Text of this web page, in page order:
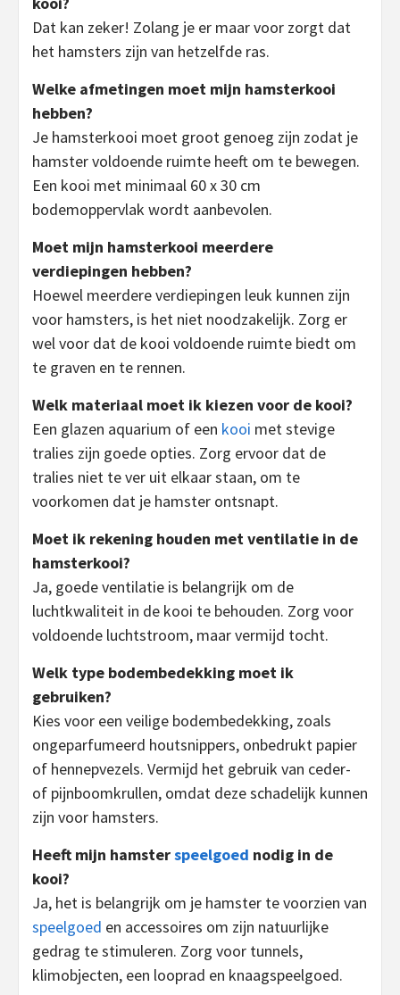
Dat kan zeker! Zolang je er maar voor zorgt dat
het hamsters zijn van hetzelfde ras.
Welke afmetingen moet mijn hamsterkooi
hebben?
Je hamsterkooi moet groot genoeg zijn zodat je
hamster voldoende ruimte heeft om te bewegen.
Een kooi met minimaal 60 x 30 cm
bodemoppervlak wordt aanbevolen.
Moet mijn hamsterkooi meerdere
verdiepingen hebben?
Hoewel meerdere verdiepingen leuk kunnen zijn
voor hamsters, is het niet noodzakelijk. Zorg er
wel voor dat de kooi voldoende ruimte biedt om
te graven en te rennen.
Welk materiaal moet ik kiezen voor de kooi?
Een glazen aquarium of een kooi met stevige
tralies zijn goede opties. Zorg ervoor dat de
tralies niet te ver uit elkaar staan, om te
voorkomen dat je hamster ontsnapt.
Moet ik rekening houden met ventilatie in de
hamsterkooi?
Ja, goede ventilatie is belangrijk om de
luchtkwaliteit in de kooi te behouden. Zorg voor
voldoende luchtstroom, maar vermijd tocht.
Welk type bodembedekking moet ik
gebruiken?
Kies voor een veilige bodembedekking, zoals
ongeparfumeerd houtsnippers, onbedrukt papier
of hennepvezels. Vermijd het gebruik van ceder-
of pijnboomkrullen, omdat deze schadelijk kunnen
zijn voor hamsters.
Heeft mijn hamsterspeelgoed nodig in de
kooi?
Ja, het is belangrijk om je hamster te voorzien van
speelgoed en accessoires om zijn natuurlijke
gedrag te stimuleren. Zorg voor tunnels,
klimobjecten, een looprad en knaagspeelgoed.